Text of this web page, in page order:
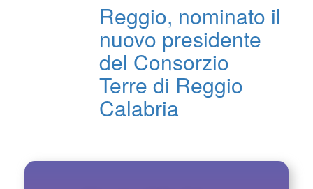
Reggio, nominato il
nuovo presidente
del Consorzio
Terre di Reggio
Calabria